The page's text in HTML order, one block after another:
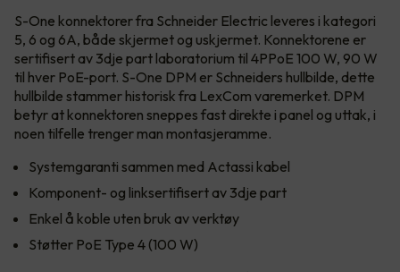
S-One konnektorer fra Schneider Electric leveres i kategori
5, 6 og 6A, både skjermet og uskjermet. Konnektorene er
sertifisert av 3dje part laboratorium til 4PPoE 100 W, 90 W
til hver PoE-port. S-One DPM er Schneiders hullbilde, dette
hullbilde stammer historisk fra LexCom varemerket. DPM
betyr at konnektoren sneppes fast direkte i panel og uttak, i
noen tilfelle trenger man montasjeramme.
Systemgaranti sammen med Actassi kabel
Komponent- og linksertifisert av 3dje part
Enkel å koble uten bruk av verktøy
Støtter PoE Type 4 (100 W)